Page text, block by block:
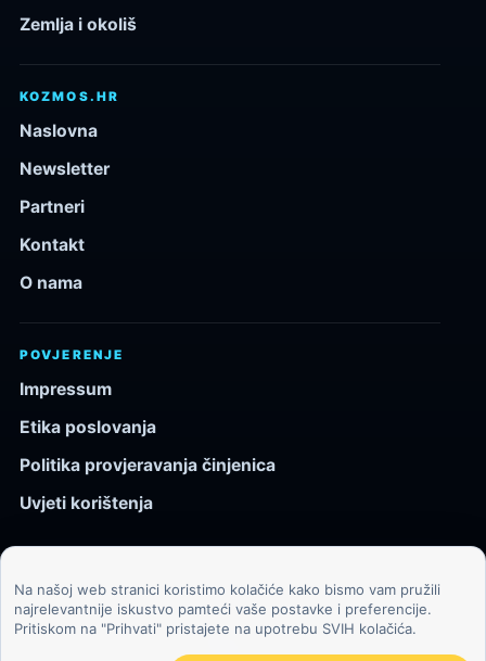
Zemlja i okoliš
KOZMOS.HR
Naslovna
Newsletter
Partneri
Kontakt
O nama
POVJERENJE
Impressum
Etika poslovanja
Politika provjeravanja činjenica
Uvjeti korištenja
© 2026 Kozmos.hr. Sva prava pridržana.
Svemir, znanost, tehnologija i velike ideje za znatiželjne
čitatelje.
Na našoj web stranici koristimo kolačiće kako bismo vam pružili
najrelevantnije iskustvo pamteći vaše postavke i preferencije.
Pritiskom na "Prihvati" pristajete na upotrebu SVIH kolačića.